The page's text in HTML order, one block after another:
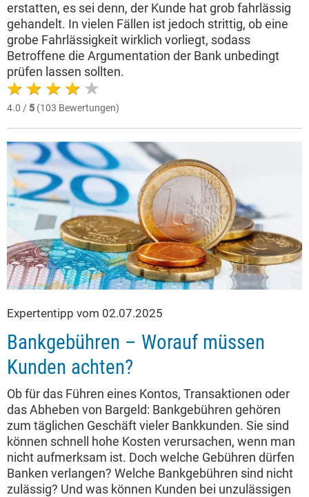
erstatten, es sei denn, der Kunde hat grob fahrlässig
gehandelt. In vielen Fällen ist jedoch strittig, ob eine
grobe Fahrlässigkeit wirklich vorliegt, sodass
Betroffene die Argumentation der Bank unbedingt
prüfen lassen sollten.
4.0 / 5 (103 Bewertungen)
Expertentipp vom 02.07.2025
Bankgebühren – Worauf müssen
Kunden achten?
Ob für das Führen eines Kontos, Transaktionen oder
das Abheben von Bargeld: Bankgebühren gehören
zum täglichen Geschäft vieler Bankkunden. Sie sind
können schnell hohe Kosten verursachen, wenn man
nicht aufmerksam ist. Doch welche Gebühren dürfen
Banken verlangen? Welche Bankgebühren sind nicht
zulässig? Und was können Kunden bei unzulässigen